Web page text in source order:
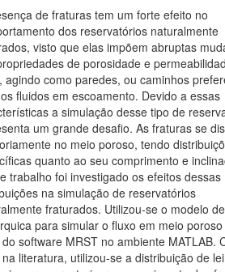
de fraturas tem um forte efeito no
dos reservatórios naturalmente
visto que elas impõem abruptas
de porosidade e
agindo como paredes, ou caminhos
fluidos em escoamento. Devido a essas
a simulação desse tipo de
um grande desafio. As fraturas se
no meio poroso, tendo
quanto ao seu comprimento e
trabalho foi investigado os efeitos dessas
na simulação de reservatórios
fraturados. Utilizou-se o modelo
para simular o fluxo em meio
software MRST no ambiente MATLAB.
literatura, utilizou-se a distribuição de